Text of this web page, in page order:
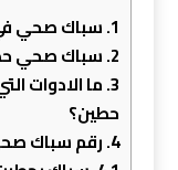
1. سباك صحي
2. سباك صحي
3. ما الادوات
حطين؟
4. رقم سباك